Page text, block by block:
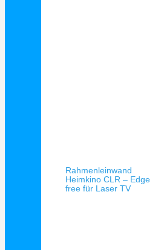
Rahmenleinwand
Heimkino CLR – Edge
free für Laser TV